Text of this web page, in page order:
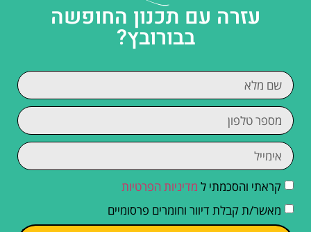
עזרה עם תכנון החופשה
בבורובץ?
קראתי והסכמתי ל מדיניות הפרטיות
מאשר/ת קבלת דיוור וחומרים פרסומיים